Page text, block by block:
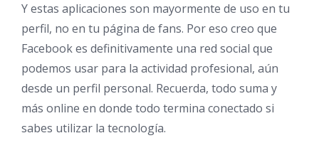
Y estas aplicaciones son mayormente de uso en tu
perfil, no en tu página de fans. Por eso creo que
Facebook es definitivamente una red social que
podemos usar para la actividad profesional, aún
desde un perfil personal. Recuerda, todo suma y
más online en donde todo termina conectado si
sabes utilizar la tecnología.